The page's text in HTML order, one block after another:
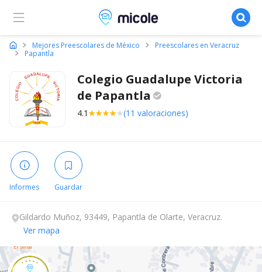
Micole, buscador de colegios
Mejores Preescolares de México
Preescolares en Veracruz
Papantla
Colegio Guadalupe Victoria
de Papantla
4.1 (11 valoraciones)
Informes Guardar
Gildardo Muñoz, 93449, Papantla de Olarte, Veracruz.
Ver mapa